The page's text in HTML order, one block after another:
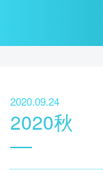
2020.09.24
2020秋